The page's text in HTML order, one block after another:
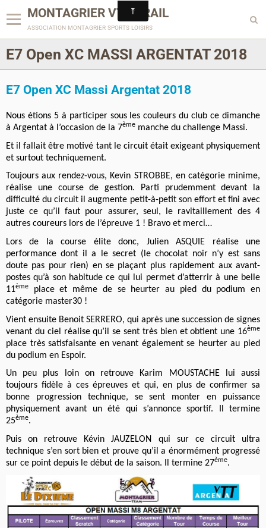
MONTAGRIER VTT-TRAIL
association montagrier sports loisirs
E7 Open XC MASSI ARGENTAT 2018
E7 Open XC Massi Argentat 2018
Nous étions 5 à participer sous les couleurs du club ce dimanche
à Argentat à l’occasion de la 7ème manche du challenge Massi.
Et il fallait être motivé tant le circuit était exigeant physiquement
et surtout techniquement.
Toujours aux rendez-vous, Kevin STROBBE, en catégorie minime,
réalise une course de gestion. Parti prudemment devant la
difficulté du circuit il augmente petit-à-petit son effort et fini avec
juste ce qu’il faut pour assurer, seul, le ravitaillement des 4
autres coureurs lors de l’épreuve 1 ! Bravo et merci…
Lors de la course élite donc, Julien ASQUIE réalise une
performance dont il a le secret (le chocolat noir n’y est sans
doute pas pour rien) en se plaçant plus rapidement aux avant-
postes qu’à son habitude ce qui lui permet d’atterrir à une belle
11ème
place et même de se heurter au pied du podium en
catégorie master30 !
Vient ensuite Benoit SERRERO, qui après une succession de signes
venant du ciel réalise qu’il se sent très bien et obtient une 16ème
place très satisfaisante en venant également se heurter au pied
du podium en Espoir.
Un peu plus loin on retrouve Karim MOUSTACHE lui aussi
toujours fidèle à ces épreuves et qui, en plus de confirmer sa
bonne progression technique, se sent monter en puissance
physiquement avant un été qui s’annonce sportif. Il termine
25ème.
Puis on retrouve Kévin JAUZELON qui sur ce circuit ultra
technique s’en sort bien et prouve qu’il a énormément progressé
sur ce point depuis le début de la saison. Il termine 27ème.